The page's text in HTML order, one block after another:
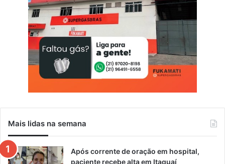
Mais lidas na semana
Após corrente de oração em hospital,
paciente recebe alta em Itaguaí